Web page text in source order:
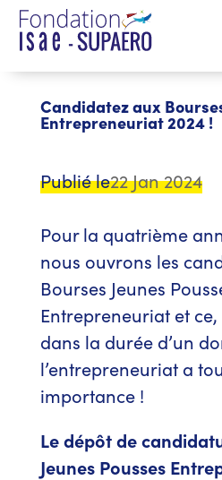
< retour aux articles
Candidatez aux
Entrepreneuriat 2024 !
Publié le22 Jan 2024
Pour la quatrième
nous ouvrons les
Bourses Jeunes
Entrepreneuriat et
dans la durée d’un
l’entrepreneuriat a
importance !
Le dépôt de
Jeunes Pousses